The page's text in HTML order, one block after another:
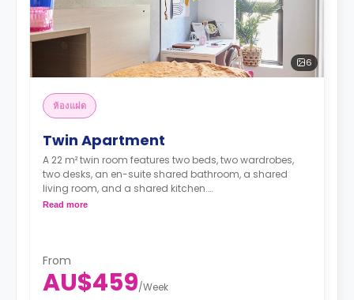
6
ห้องแฝด
Twin Apartment
A 22 m² twin room features two beds, two wardrobes,
two desks, an en-suite shared bathroom, a shared
living room, and a shared kitchen.
4 weeks bond goes as deposit after the booking.
Read more
From
AU$459/Week